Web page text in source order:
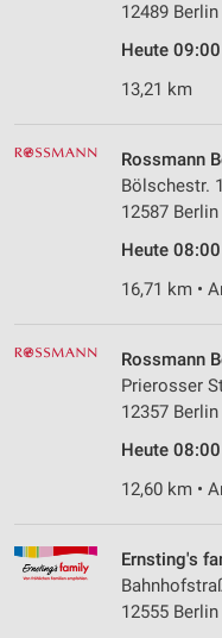
12489
Heute
13,21 km
Rossmann
Bölschestr.
12587 Berlin
Heute
16,71 km •
Rossmann
Prierosser
12357 Berlin
Heute
12,60 km •
Ernsting's
12555 Berlin